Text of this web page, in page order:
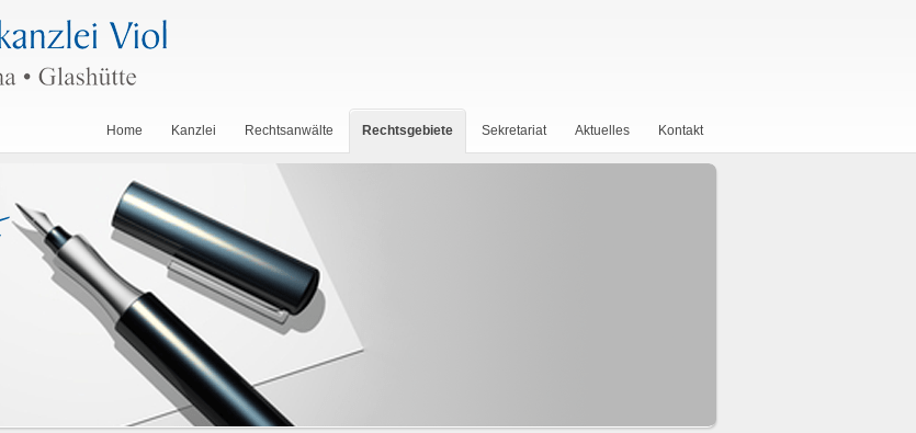
Home Kanzlei Rechtsanwälte Rechtsgebiete Sekretariat Aktuelles Kontakt